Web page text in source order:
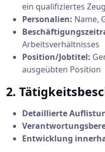
ein qualifiziertes
Personalien: Name,
Arbeitsverhältnisses
Position/Jobtitel:
ausgeübten Position
2.
Detaillierte
Entwicklung